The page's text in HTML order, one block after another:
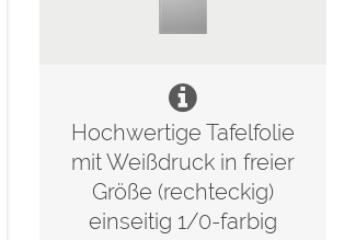
Hochwertige Tafelfolie
mit Weißdruck in freier
Größe (rechteckig)
einseitig 1/0-farbig